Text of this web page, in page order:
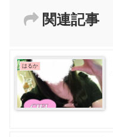
関連記事
はるか